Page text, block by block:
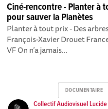
Ciné-rencontre - Planter à
pour sauver la Planètes
Planter à tout prix - Des
François-Xavier Drouet
VF On n’a jamais...
DOCUMENTAIRE
Collectif Audiovisuel